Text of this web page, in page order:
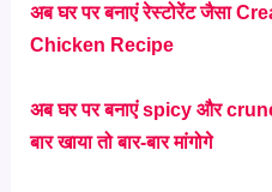
अब घर पर बनाएं रेस्टोरेंट जैसा
Chicken Recipe
अब घर पर बनाएं spicy और
बार खाया तो बार-बार मांगोगे